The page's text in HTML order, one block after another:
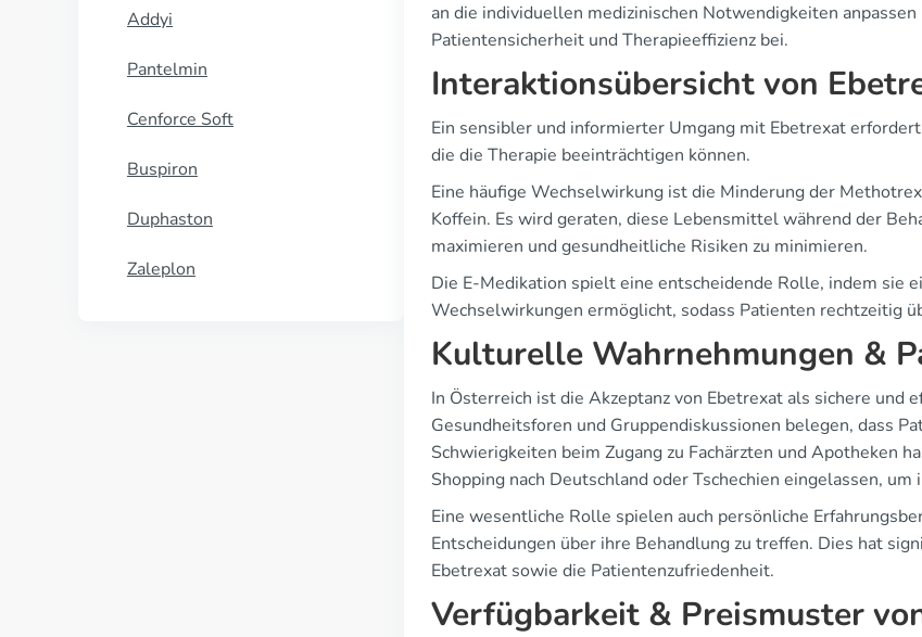
Addyi
Pantelmin
Cenforce Soft
Buspiron
Duphaston
Zaleplon
an die individuellen medizinischen Notwendigkeiten
Patientensicherheit und Therapieeffizienz bei.
Interaktionsübersicht von
Ein sensibler und informierter Umgang mit Ebetrexat
die die Therapie beeinträchtigen können.
Eine häufige Wechselwirkung ist die Minderung der
Koffein. Es wird geraten, diese Lebensmittel während der
maximieren und gesundheitliche Risiken zu minimieren.
Die E-Medikation spielt eine entscheidende Rolle, indem sie
Wechselwirkungen ermöglicht, sodass Patienten rechtzeitig
Kulturelle Wahrnehmungen &
In Österreich ist die Akzeptanz von Ebetrexat als sichere
Gesundheitsforen und Gruppendiskussionen belegen, dass
Schwierigkeiten beim Zugang zu Fachärzten und Apotheken
Shopping nach Deutschland oder Tschechien eingelassen,
Eine wesentliche Rolle spielen auch persönliche
Entscheidungen über ihre Behandlung zu treffen. Dies hat
Ebetrexat sowie die Patientenzufriedenheit.
Verfügbarkeit & Preismuster